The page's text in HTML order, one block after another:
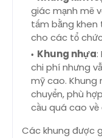
giác mạnh mẽ
tấm bằng khen
cho các tổ
Khung nhựa:
chi phí nhưng
mỹ cao. Khung
chuyển, phù
cầu quá cao về
Các khung được